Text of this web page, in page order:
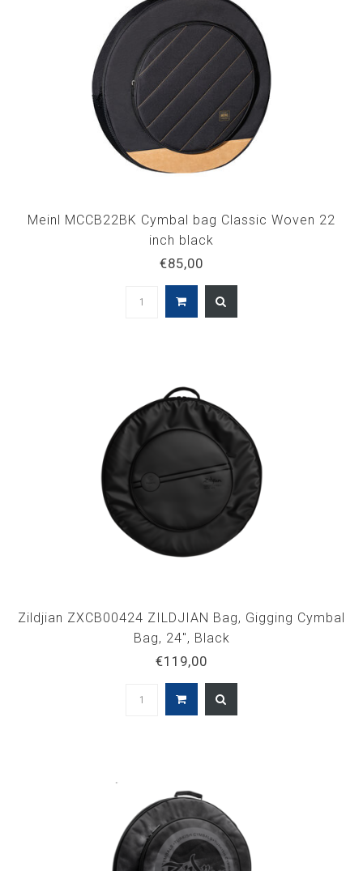
Meinl MCCB22BK Cymbal bag Classic Woven 22
inch black
€85,00
Zildjian ZXCB00424 ZILDJIAN Bag, Gigging Cymbal
Bag, 24", Black
€119,00